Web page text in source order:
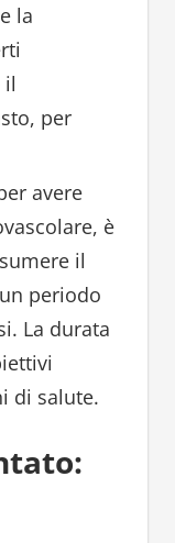
la
il
per
avere
è
il
periodo
La durata
di salute.